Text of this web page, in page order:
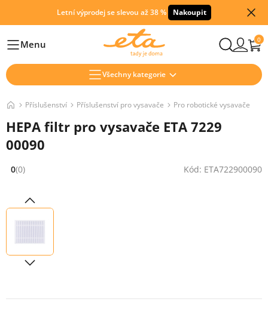
Letní výprodej se slevou až 38 % Nakoupit
HlavníMenu 0
Všechny kategorie
Příslušenství Příslušenství pro vysavače Pro robotické vysavače
HEPA filtr pro vysavače ETA 7229
00090
Hodnocení: 0 z 5 (0 recenzí)
0(0) Kód: ETA722900090